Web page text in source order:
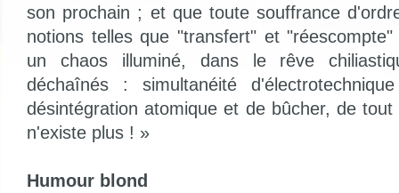
son prochain ; et que toute souffrance
notions telles que "transfert" et
un chaos illuminé, dans le rêve
déchaînés : simultanéité
désintégration atomique et de bûcher, de
n'existe plus ! »
Humour blond